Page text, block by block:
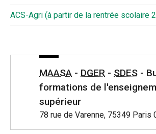
ACS-Agri (à partir de la rentrée scolaire
MAASA - DGER - SDES -
formations de
supérieur
78 rue de Varenne, 75349 Paris